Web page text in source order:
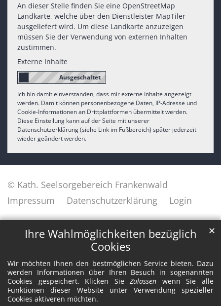
Ihre Wahlmöglichkeiten bezüglich
Cookies
Wir möchten Ihnen den bestmöglichen Service bieten. Dazu
werden Informationen über Ihren Besuch in sogenannten
Cookies gespeichert. Klicken SieZulassen wenn Sie alle
Funktionen dieser Website unter Verwendung spezieller
Cookies aktiveren möchten.
✕
An dieser Stelle finden Sie eine OpenStreetMap
Landkarte, welche über den Dienstleister MapTiler
ausgeliefert wird. Um diese Landkarte anzuzeigen
müssen Sie der Verwendung von externen Inhalten
zustimmen.
Externe Inhalte
Ich bin damit einverstanden, dass mir externe Inhalte angezeigt
werden. Damit können personenbezogene Daten, IP-Adresse und
Cookie-Informationen an Drittplattformen übermittelt werden.
Diese Einstellung kann auf der Seite mit unserer
Datenschutzerklärung (siehe Link im Fußbereich) später jederzeit
wieder geändert werden.
© Kath. Seelsorgebereich Frankenwald
Impressum
Datenschutzerklärung Login